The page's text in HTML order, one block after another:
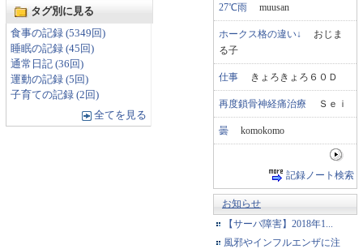
タグ別に見る
食事の記録 (5349回)
睡眠の記録 (45回)
通常日記 (36回)
運動の記録 (5回)
子育ての記録 (2回)
全てを見る
27℃雨 muusan
ホークス格の違い↓ おじま
る子
仕事 きょろきょろ６０Ｄ
再度鎖骨神経痛治療 Ｓｅｉ
曇 komokomo
記録ノート検索
お知らせ
【サーバ障害】2018年1...
風邪やインフルエンザに注